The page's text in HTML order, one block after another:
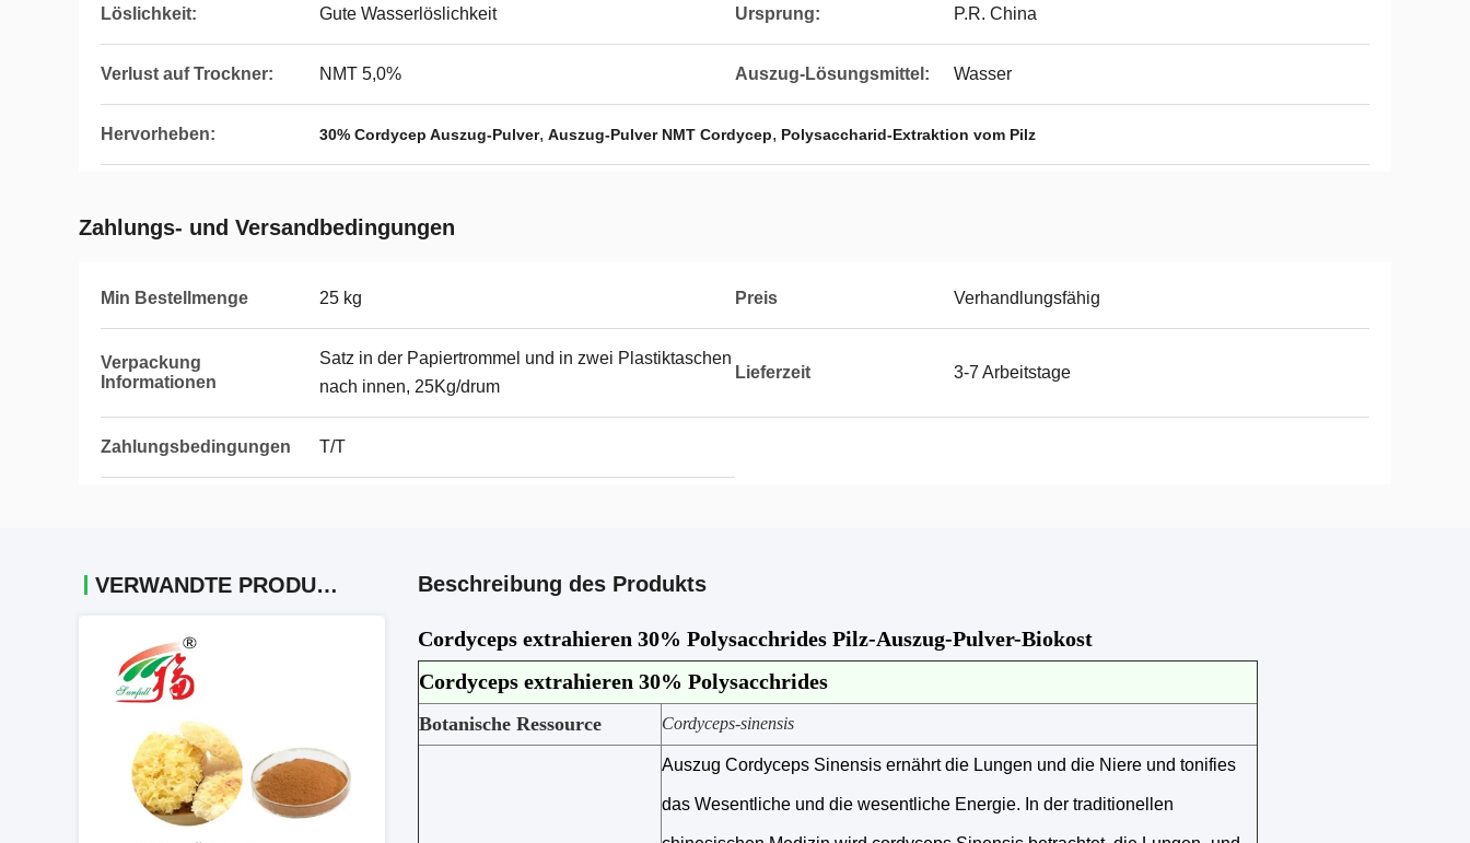
Löslichkeit: Gute Wasserlöslichkeit Ursprung: P.R. China
Verlust auf Trockner: NMT 5,0% Auszug-Lösungsmittel: Wasser
Hervorheben: 30% Cordycep Auszug-Pulver, Auszug-Pulver NMT Cordycep, Polysaccharid-Extraktion vom Pilz
Zahlungs- und Versandbedingungen
Min Bestellmenge 25 kg Preis Verhandlungsfähig
Verpackung
Informationen
Satz in der Papiertrommel und in zwei Plastiktaschen
nach innen, 25Kg/drum
Lieferzeit 3-7 Arbeitstage
Zahlungsbedingungen T/T
VERWANDTE PRODUKTE Beschreibung des Produkts
Cordyceps extrahieren 30% Polysacchrides Pilz-Auszug-Pulver-Biokost
Cordyceps extrahieren 30% Polysacchrides
Botanische Ressource Cordyceps-sinensis
Auszug Cordyceps Sinensis ernährt die Lungen und die Niere und tonifies
das Wesentliche und die wesentliche Energie. In der traditionellen